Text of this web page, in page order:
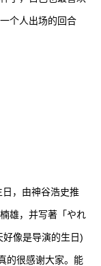
个人出场的回合
，由神谷浩史推
雄，并写著「やれ
像是导演的生日)
的很感谢大家。能